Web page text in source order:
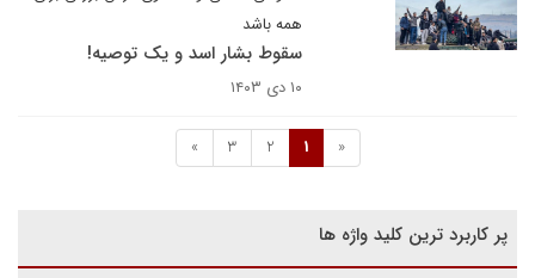
همه باشد
سقوط بشار اسد و یک توصیه!
۱۰ دی ۱۴۰۳
«
1
2
3
»
پر کاربرد ترین کلید واژه ها